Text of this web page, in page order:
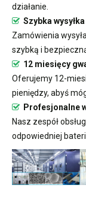
działanie.
Szybka
Zamówienia
szybką i
12 miesięcy
Oferujemy 12-
pieniędzy, abyś
Profesjonalne
Nasz zespół
odpowiedniej